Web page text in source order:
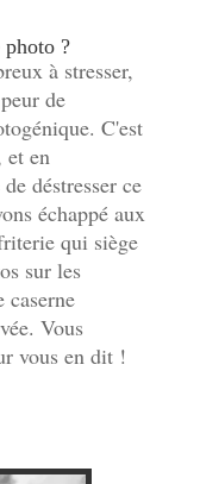
photo ?
à stresser,
de
C'est
et en
déstresser ce
échappé aux
qui siège
sur les
caserne
Vous
vous en dit !